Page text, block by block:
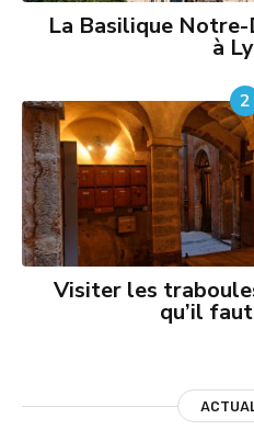
La Basilique
à
2
Visiter les
qu’il